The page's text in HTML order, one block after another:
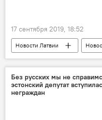
17 сентября 2019, 18:52
Новости Латвии
Новости мира
Новости Балтии
грузоперевозки
Без русских мы не
эстонский депутат
неграждан